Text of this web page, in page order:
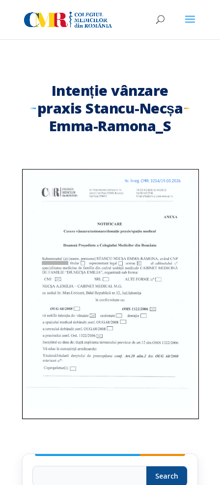
Intenție vânzare
praxis Stancu-Necșa
Emma-Ramona_S
Search